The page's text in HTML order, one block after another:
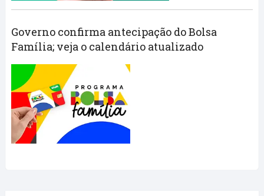
Governo confirma antecipação do Bolsa
Família; veja o calendário atualizado